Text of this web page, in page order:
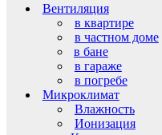
Вентиляция
в квартире
в частном доме
в бане
в гараже
в погребе
Микроклимат
Влажность
Ионизация